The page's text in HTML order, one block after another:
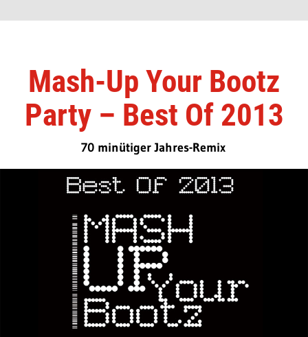
Mash-Up Your Bootz
Party – Best Of 2013
70 minütiger Jahres-Remix